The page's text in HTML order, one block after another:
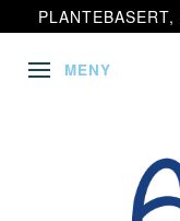
VEKSLE
MENY